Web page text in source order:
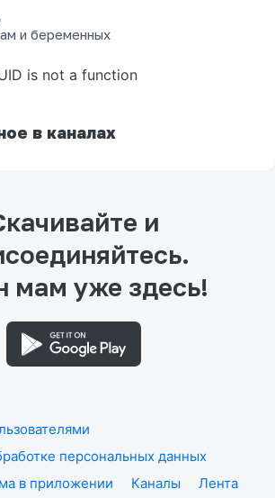
и беременных
странице
is not a function
в каналах
и
мам уже здесь!
персональных данных
в приложении Каналы
Лента